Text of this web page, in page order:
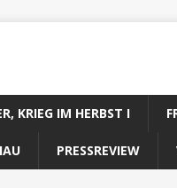
KRIEG IM HERBST I
PRESSREVIEW